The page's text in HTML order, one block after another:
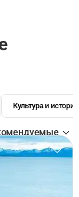
Культура и история